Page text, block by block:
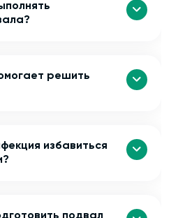
решить
избавиться